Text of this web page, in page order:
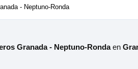
- Neptuno-Ronda
Granada - Neptuno-Rondaen